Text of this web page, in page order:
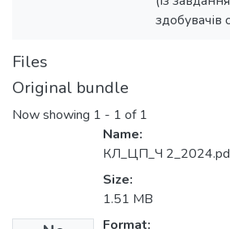
здобувачів
Files
Original bundle
Now showing 1 - 1 of 1
Name:
КЛ_ЦП_Ч
Size:
1.51 MB
Format: